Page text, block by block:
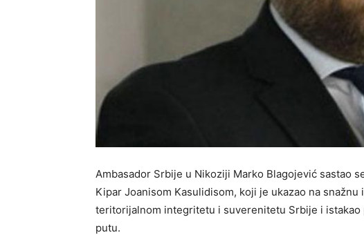
Ambasador Srbije u Nikoziji Marko Blagojević sastao
Kipar Joanisom Kasulidisom, koji je ukazao na
teritorijalnom integritetu i suverenitetu Srbije i
putu.